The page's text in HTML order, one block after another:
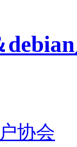
协会